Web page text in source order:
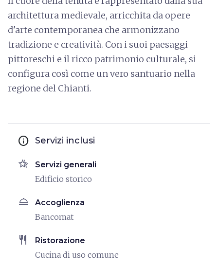
architettura medievale, arricchita da opere
d'arte contemporanea che armonizzano
tradizione e creatività. Con i suoi paesaggi
pittoreschi e il ricco patrimonio culturale, si
configura così come un vero santuario nella
regione del Chianti.
info Servizi inclusi
hotel_class Servizi generali
Edificio storico
room_service Accoglienza
Bancomat
restaurant Ristorazione
Cucina di uso comune